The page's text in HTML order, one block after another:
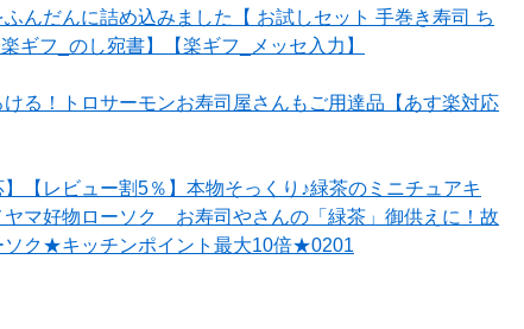
んだんに詰め込みました【 お試しセット 手巻き寿司 ち
ギフ_のし宛書】【楽ギフ_メッセ入力】
る！トロサーモンお寿司屋さんもご用達品【あす楽対応
】【レビュー割5％】本物そっくり♪緑茶のミニチュアキ
ヤマ好物ローソク お寿司やさんの「緑茶」御供えに！故
ソク★キッチンポイント最大10倍★0201